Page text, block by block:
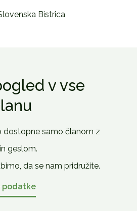
Bistrica
v vse
dostopne samo članom z
geslom.
da se nam pridružite.
podatke